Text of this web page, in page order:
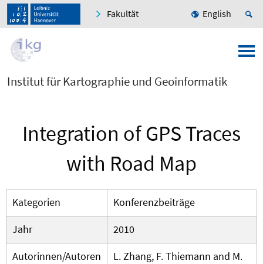
Fakultät English
Institut für Kartographie und Geoinformatik
Integration of GPS Traces
with Road Map
Kategorien
Konferenzbeiträge
Jahr
2010
Autorinnen/Autoren
L. Zhang, F. Thiemann and M.